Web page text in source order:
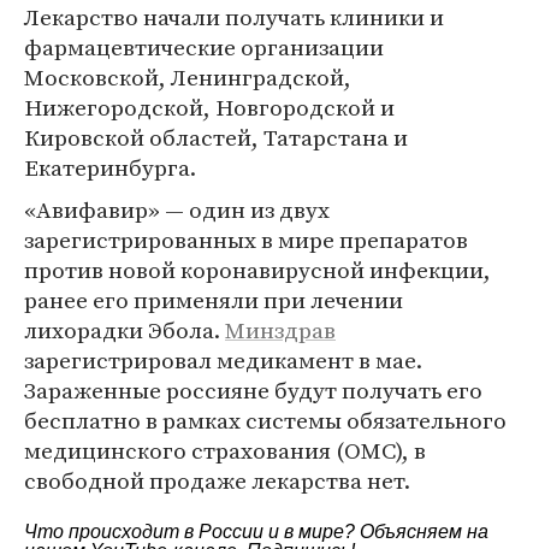
Лекарство начали получать клиники и
фармацевтические организации
Московской, Ленинградской,
Нижегородской, Новгородской и
Кировской областей, Татарстана и
Екатеринбурга.
«Авифавир» — один из двух
зарегистрированных в мире препаратов
против новой коронавирусной инфекции,
ранее его применяли при лечении
лихорадки Эбола.Минздрав
зарегистрировал медикамент в мае.
Зараженные россияне будут получать его
бесплатно в рамках системы обязательного
медицинского страхования (ОМС), в
свободной продаже лекарства нет.
Что происходит в России и в мире? Объясняем на